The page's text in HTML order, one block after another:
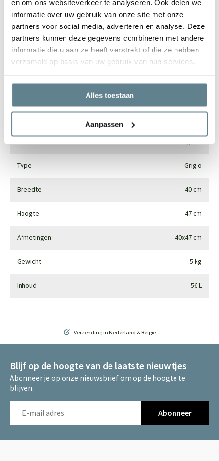
en om ons websiteverkeer te analyseren. Ook delen we
informatie over uw gebruik van onze site met onze
partners voor social media, adverteren en analyse. Deze
partners kunnen deze gegevens combineren met andere
informatie die u aan ze heeft verstrekt of die ze hebben
verzameld op basis van uw gebruik van hun services.
Alles toestaan
Aanpassen
Specificaties
Type Grigio
Breedte 40 cm
Hoogte 47 cm
Afmetingen 40x47 cm
Gewicht 5 kg
Inhoud 56 L
Verzending in Nederland & België
Blijf op de hoogte van de laatste nieuwtjes
Abonneer je op onze nieuwsbrief om op de hoogte te
blijven.
Abonneer